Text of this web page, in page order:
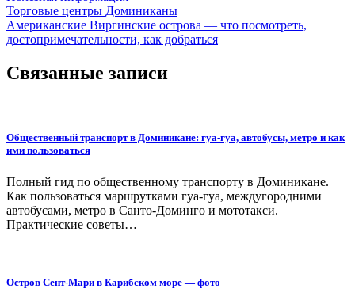
Навигация
по
Торговые центры Доминиканы
Американские Виргинские острова — что посмотреть,
достопримечательности, как добраться
Связанные записи
Общественный транспорт в Доминикане: гуа-гуа, автобусы, метро и как
ими пользоваться
Полный гид по общественному транспорту в Доминикане.
Как пользоваться маршрутками гуа-гуа, междугородними
автобусами, метро в Санто-Доминго и мототакси.
Практические советы…
Остров Сент-Мари в Карибском море — фото